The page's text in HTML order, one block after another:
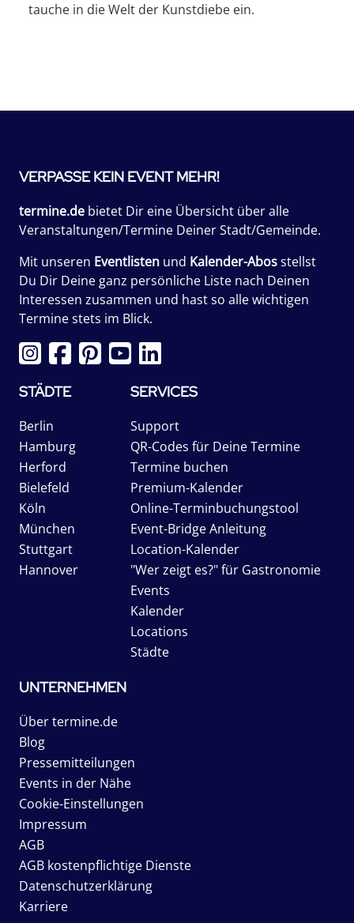
tauche in die Welt der Kunstdiebe ein.
VERPASSE KEIN EVENT MEHR!
termine.de bietet Dir eine Übersicht über alle
Veranstaltungen/Termine Deiner Stadt/Gemeinde.
Mit unseren Eventlisten und Kalender-Abosstellst
Du Dir Deine ganz persönliche Liste nach Deinen
Interessen zusammen und hast so alle wichtigen
Termine stets im Blick.
STÄDTE
Berlin
Hamburg
Herford
Bielefeld
Köln
München
Stuttgart
Hannover
SERVICES
Support
QR-Codes für Deine Termine
Termine buchen
Premium-Kalender
Online-Terminbuchungstool
Event-Bridge Anleitung
Location-Kalender
"Wer zeigt es?" für Gastronomie
Events
Kalender
Locations
Städte
UNTERNEHMEN
Über termine.de
Blog
Pressemitteilungen
Events in der Nähe
Cookie-Einstellungen
Impressum
AGB
AGB kostenpflichtige Dienste
Datenschutzerklärung
Karriere